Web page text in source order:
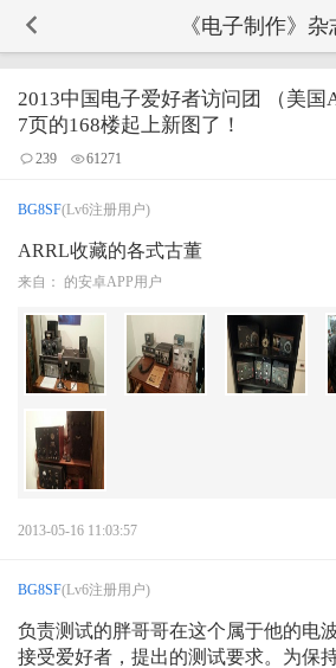
《电子制作》杂
2013中国电子爱好者访问团 （美国
7页的168楼起上新图了！
239 61271
BG8SF(Lv6注册用户)
ARRL收藏的各式古董
来自： 的安卓APP用户
2013-05-16 11:03:57
BG8SF(Lv6注册用户)
负责测试的胖哥哥在这个属于他的电
接受爱好者，提出的测试要求。为保